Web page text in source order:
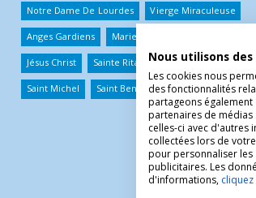
Notre Dame De Lourdes Vierge Miraculeuse
Anges Gardiens Marie Qui Défait Les Noeuds
Jésus Christ Sainte Rita Sainte Thérèse
Saint Michel Saint Benoît Saint Christophe
Nous utilisons
Les cookies nous
des fonctionnalités
partageons
partenaires de
celles-ci avec d'autres
collectées lors de
pour personnaliser les
publicitaires. Les
d'informations, cliquez